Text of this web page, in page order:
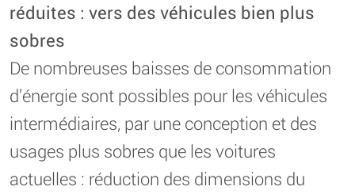
réduites : vers des véhicules bien plus
sobres
De nombreuses baisses de consommation
d’énergie sont possibles pour les véhicules
intermédiaires, par une conception et des
usages plus sobres que les voitures
actuelles : réduction des dimensions du